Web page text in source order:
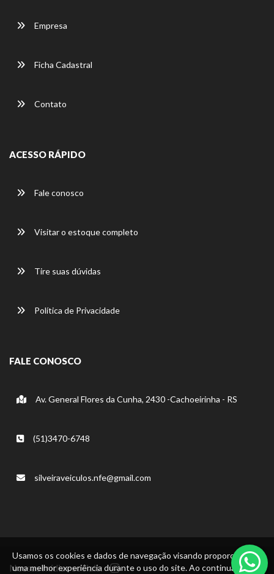
Usamos os cookies e dados de navegação visando proporcionar
uma melhor experiência durante o uso do site. Ao continuar, você
Empresa
Ficha Cadastral
Contato
ACESSO RÁPIDO
Fale conosco
Visitar o estoque completo
Tire suas dúvidas
Política de Privacidade
FALE CONOSCO
Av. General Flores da Cunha, 2430 -Cachoeirinha - RS
(51)3470-6748
silveiraveiculos.nfe@gmail.com
Nossas mídias sociais: